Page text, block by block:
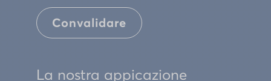
Convalidare
La nostra appicazione